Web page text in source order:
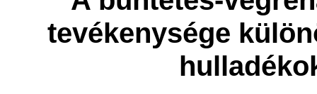
tevékenysége